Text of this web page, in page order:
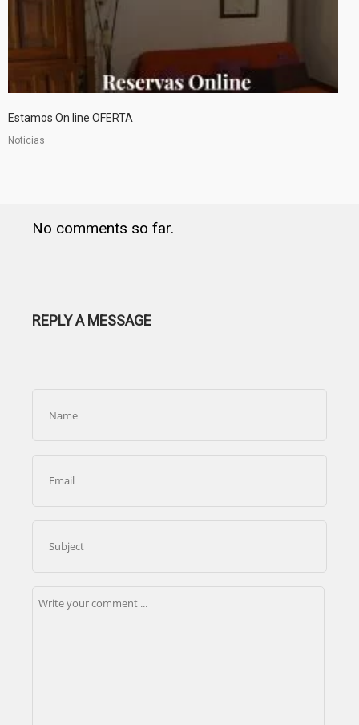
Estamos On line OFERTA
Noticias
No comments so far.
REPLY A MESSAGE